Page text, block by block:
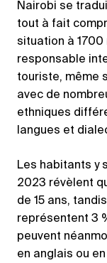
Nairobi se
tout à fait
situation à 1700
responsable
touriste, même
avec de
ethniques
langues et
Les habitants y
2023 révèlent
de 15 ans,
représentent 3
peuvent
en anglais ou